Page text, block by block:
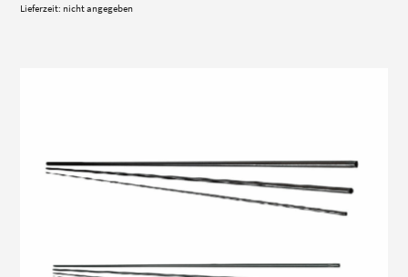
Lieferzeit: nicht angegeben